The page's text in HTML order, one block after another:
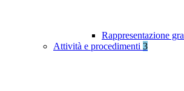
Rappresentazione
Attività e procedimenti 3